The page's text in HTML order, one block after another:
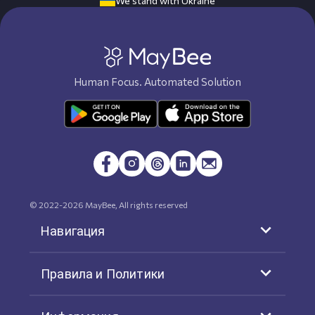
Human Focus. Automated Solution
© 2022-2026 MayBee, All rights reserved
Навигация
Правила и Политики